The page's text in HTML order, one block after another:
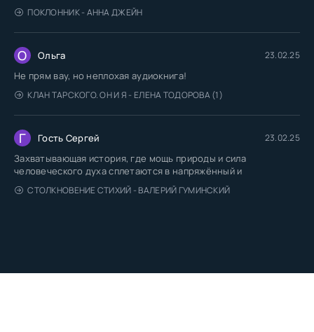
ПОКЛОННИК - АННА ДЖЕЙН
О Ольга 23.02.25
Не прям вау, но неплохая аудиокнига!
КЛАН ТАРСКОГО. ОН И Я - ЕЛЕНА ТОДОРОВА (1)
Г Гость Сергей 23.02.25
Захватывающая история, где мощь природы и сила
человеческого духа сплетаются в напряжённый и
СТОЛКНОВЕНИЕ СТИХИЙ - ВАЛЕРИЙ ГУМИНСКИЙ